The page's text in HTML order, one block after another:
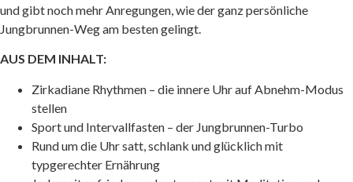
und gibt noch mehr Anregungen, wie der ganz persönliche
Jungbrunnen-Weg am besten gelingt.
AUS DEM INHALT:
Zirkadiane Rhythmen – die innere Uhr auf Abnehm-Modus
stellen
Sport und Intervallfasten – der Jungbrunnen-Turbo
Rund um die Uhr satt, schlank und glücklich mit
typgerechter Ernährung